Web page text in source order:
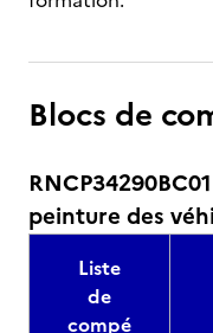
Blocs de
peinture des
Liste
de
compé